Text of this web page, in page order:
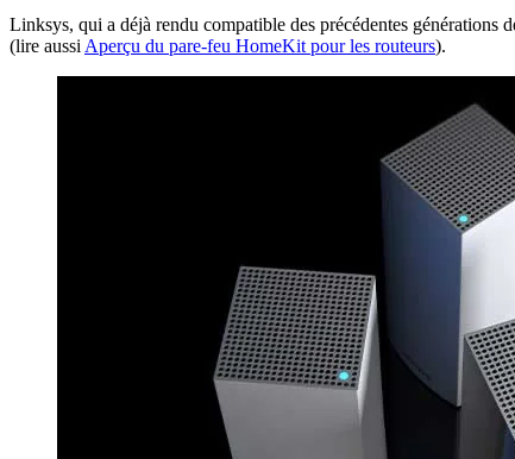
Linksys, qui a déjà rendu compatible des précédentes
(lire aussi Aperçu du pare-feu HomeKit pour les routeurs).